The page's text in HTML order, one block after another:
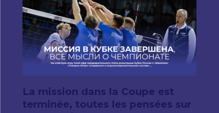
La mission dans la Coupe est
terminée, toutes les pensées sur